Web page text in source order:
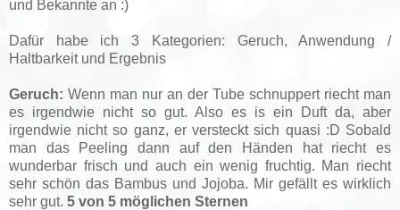
und Bekannte an :)
Dafür habe ich 3 Kategorien: Geruch, Anwendung /
Haltbarkeit und Ergebnis
Geruch: Wenn man nur an der Tube schnuppert riecht man
es irgendwie nicht so gut. Also es is ein Duft da, aber
irgendwie nicht so ganz, er versteckt sich quasi :D Sobald
man das Peeling dann auf den Händen hat riecht es
wunderbar frisch und auch ein wenig fruchtig. Man riecht
sehr schön das Bambus und Jojoba. Mir gefällt es wirklich
sehr gut. 5 von 5 möglichen Sternen